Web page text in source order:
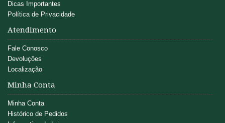
Dicas Importantes
Política de Privacidade
Atendimento
Fale Conosco
Devoluções
Localização
Minha Conta
Minha Conta
Histórico de Pedidos